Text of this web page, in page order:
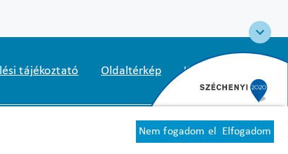
Nem fogadom el Elfogadom
tájékoztató Oldaltérkép Közadatkereső
1125 Budapest, Diós árok 3.